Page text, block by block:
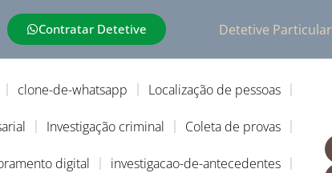
Contratar Detetive Detetive Particular
clone-de-whatsapp Localização de pessoas
Investigação criminal Coleta de provas
digital investigacao-de-antecedentes